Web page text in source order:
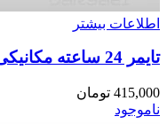
اطلاعات بیشتر
تایمر 24 ساعته مکانیکی برند Easy aqua
415,000 تومان
ناموجود